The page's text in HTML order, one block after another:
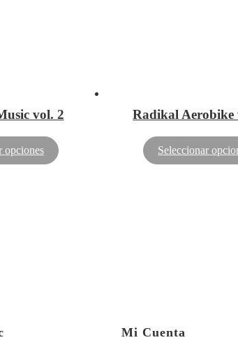
vol. 2
opciones
Radikal Aerobike
Seleccionar
Mi Cuenta